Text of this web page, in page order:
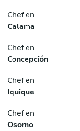
Chef en
Calama
Chef en
Concepción
Chef en
Iquique
Chef en
Osorno